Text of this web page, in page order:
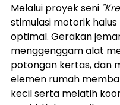
Melalui proyek seni
stimulasi motorik
optimal. Gerakan
menggenggam alat
potongan kertas, dan
elemen rumah
kecil serta melatih